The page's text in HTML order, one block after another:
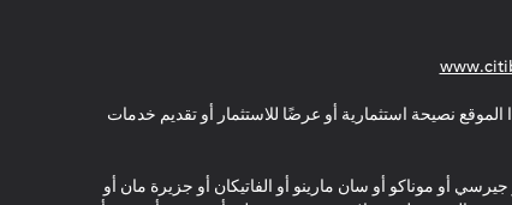
(opens in a new tab)
نصيحة استثمارية أو عرضًا للاستثمار أو تقديم خدمات
أو موناكو أو سان مارينو أو الفاتيكان أو جزيرة مان أو